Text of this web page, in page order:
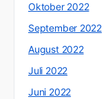
Oktober 2022
September 2022
August 2022
Juli 2022
Juni 2022